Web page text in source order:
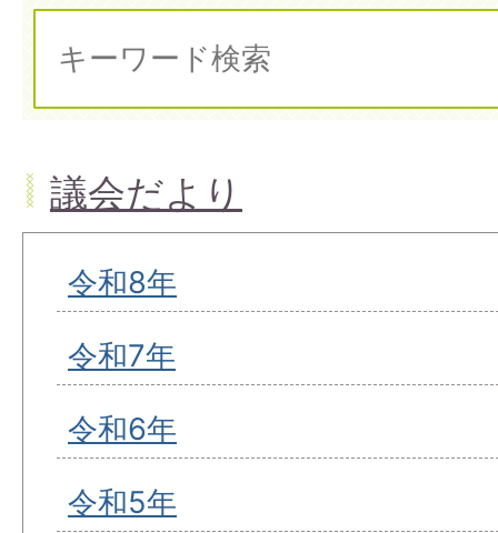
議会だより
令和8年
令和7年
令和6年
令和5年